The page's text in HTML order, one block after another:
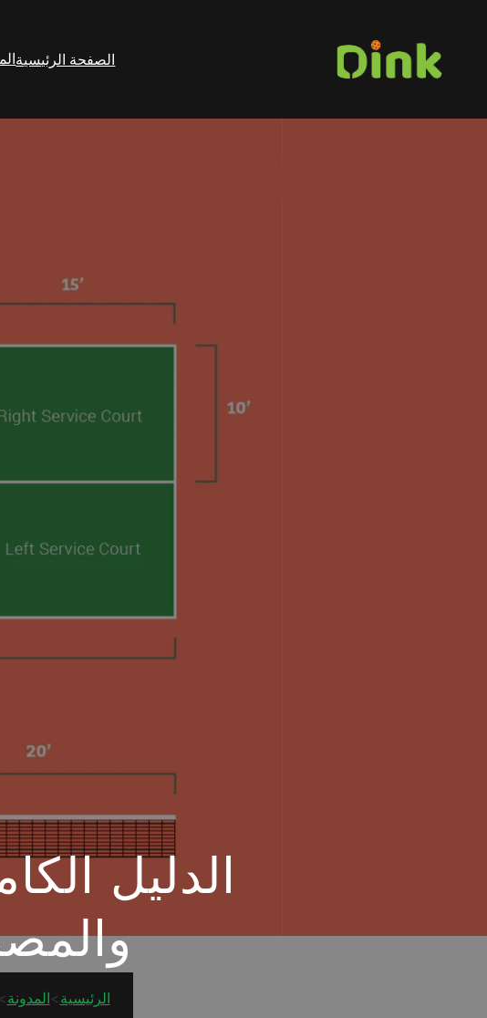
الصفحة الرئيسية
الدليل
الرئيسية>المدونة>